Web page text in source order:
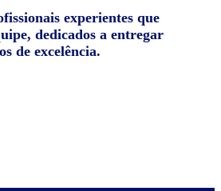
experientes que
dedicados a entregar
de excelência.